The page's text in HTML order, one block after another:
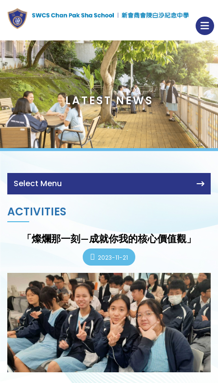
LATEST NEWS
Select Menu
ACTIVITIES
「燦爛那一刻—成就你我的核心價值觀」
2023-11-21